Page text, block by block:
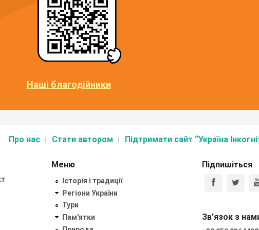
Наші благодійники
Про нас Стати автором Підтримати сайт “Україна
Меню
Історія і традиції
Регіони України
Тури
Пам'ятки
Підпишіться
Зв'язок з